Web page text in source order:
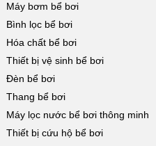
Máy bơm bể bơi
Bình lọc bể bơi
Hóa chất bể bơi
Thiết bị vệ sinh bể bơi
Đèn bể bơi
Thang bể bơi
Máy lọc nước bể bơi thông minh
Thiết bị cứu hộ bể bơi